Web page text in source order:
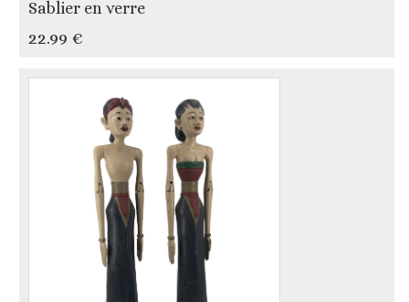
Sablier en verre
22.99 €